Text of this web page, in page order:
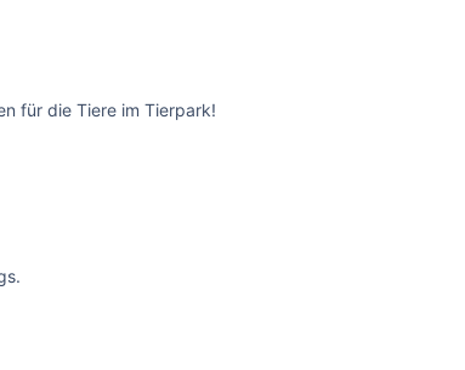
für die Tiere im Tierpark!